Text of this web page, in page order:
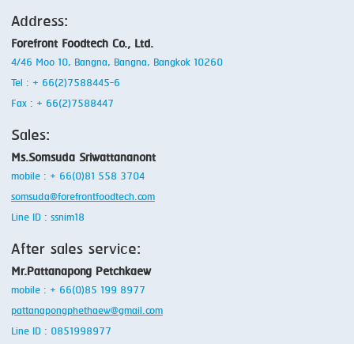
Address:
Forefront Foodtech Co., Ltd.
4/46 Moo 10, Bangna, Bangna, Bangkok 10260
Tel : + 66(2)7588445-6
Fax : + 66(2)7588447
Sales:
Ms.Somsuda Sriwattananont
mobile : + 66(0)81 558 3704
somsuda@forefrontfoodtech.com
Line ID : ssnim18
After sales service:
Mr.Pattanapong Petchkaew
mobile : + 66(0)85 199 8977
pattanapongphethaew@gmail.com
Line ID : 0851998977